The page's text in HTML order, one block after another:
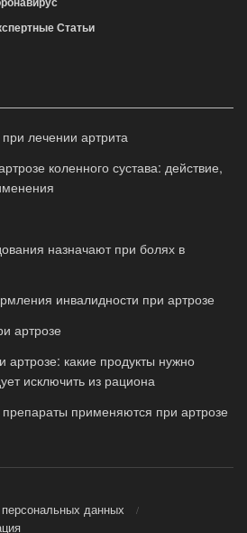
Статьи
лечении артрита
коленного сустава: действие,
назначают при болях в
инвалидности при артрозе
артрозе
артрозе: какие продукты нужно
исключить из рациона
применяются при артрозе
данных